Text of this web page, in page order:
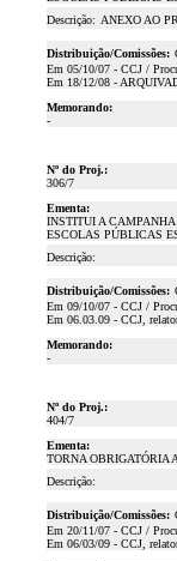
Descrição: ANEXO AO
Distribuição/Comissões:
Em 05/10/07 - CCJ /
Em 18/12/08 -
Memorando:
-
Nº do Proj.:
306/7
Ementa:
INSTITUI A
ESCOLAS PÚBLICAS
Descrição:
Distribuição/Comissões:
Em 09/10/07 - CCJ /
Em 06.03.09 - CCJ,
Memorando:
-
Nº do Proj.:
404/7
Ementa:
TORNA OBRIGATÓRIA
Descrição:
Distribuição/Comissões:
Em 20/11/07 - CCJ /
Em 06/03/09 - CCJ,